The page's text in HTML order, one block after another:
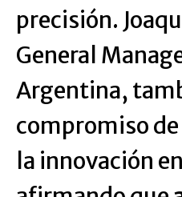
precisión.
General
Argentina,
compromiso
la innovación